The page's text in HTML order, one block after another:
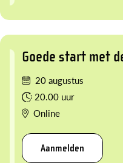
Goede start met
20 augustus
20.00 uur
Online
Aanmelden